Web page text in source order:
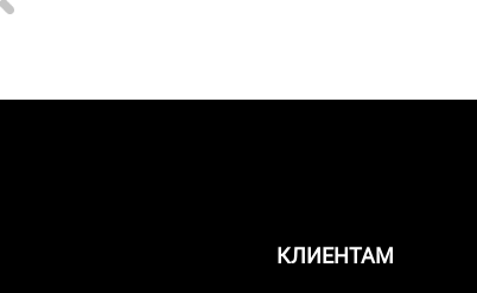
КЛИЕНТАМ